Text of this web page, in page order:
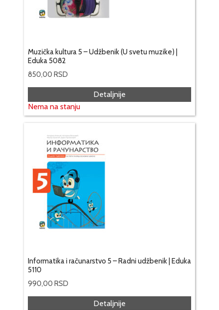
Muzička kultura 5 – Udžbenik (U svetu muzike) |
Eduka 5082
850,00 RSD
Detaljnije
Nema na stanju
Informatika i računarstvo 5 – Radni udžbenik | Eduka
5110
990,00 RSD
Detaljnije